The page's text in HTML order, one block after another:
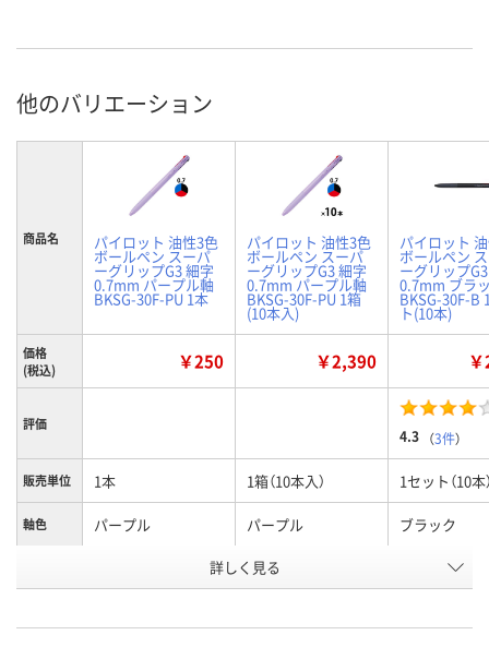
他のバリエーション
商品名 パイロット 油性3色
ボールペン スーパ
ーグリップG3 細字
0.7mm パープル軸
BKSG-30F-PU 1本
パイロット 油性3色
ボールペン スーパ
ーグリップG3 細字
0.7mm パープル軸
BKSG-30F-PU 1箱
(10本入)
パイロット
ボールペン
ーグリップ
0.7mm ブラ
BKSG-30F-B
ト(10本)
価格
(税込)
￥250 ￥2,390
評価
4.3 （3件）
販売単位 1本 1箱（10本入） 1セット（10本
軸色 パープル パープル ブラック
AR90872 ER02889
詳しく見る